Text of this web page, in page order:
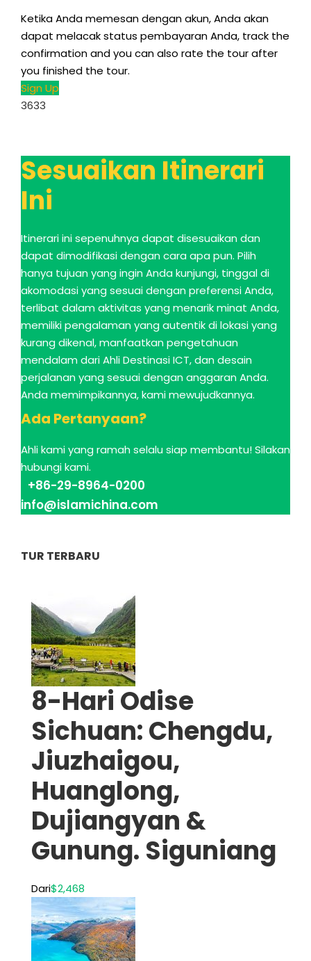
Ketika Anda memesan dengan akun, Anda akan
dapat melacak status pembayaran Anda, track the
confirmation and you can also rate the tour after
you finished the tour.
Sign Up
3633
Sesuaikan Itinerari
Ini
Itinerari ini sepenuhnya dapat disesuaikan dan
dapat dimodifikasi dengan cara apa pun. Pilih
hanya tujuan yang ingin Anda kunjungi, tinggal di
akomodasi yang sesuai dengan preferensi Anda,
terlibat dalam aktivitas yang menarik minat Anda,
memiliki pengalaman yang autentik di lokasi yang
kurang dikenal, manfaatkan pengetahuan
mendalam dari Ahli Destinasi ICT, dan desain
perjalanan yang sesuai dengan anggaran Anda.
Anda memimpikannya, kami mewujudkannya.
Ada Pertanyaan?
Ahli kami yang ramah selalu siap membantu! Silakan
hubungi kami.
+86-29-8964-0200
info@islamichina.com
TUR TERBARU
8-Hari Odise
Sichuan: Chengdu,
Jiuzhaigou,
Huanglong,
Dujiangyan &
Gunung. Siguniang
Dari$2,468